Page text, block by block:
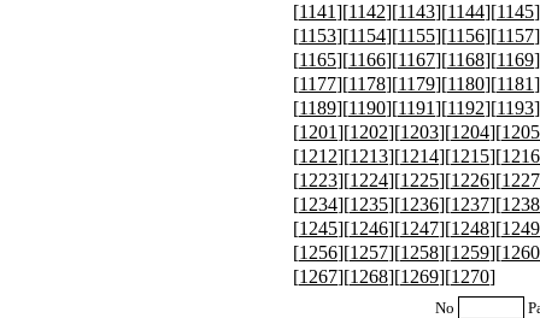
[1141][1142][1143][1144][1145
[1153][1154][1155][1156][1157
[1165][1166][1167][1168][1169
[1177][1178][1179][1180][1181
[1189][1190][1191][1192][1193
[1201][1202][1203][1204][1205
[1212][1213][1214][1215][1216
[1223][1224][1225][1226][1227
[1234][1235][1236][1237][1238
[1245][1246][1247][1248][1249
[1256][1257][1258][1259][1260
[1267][1268][1269][1270]
No